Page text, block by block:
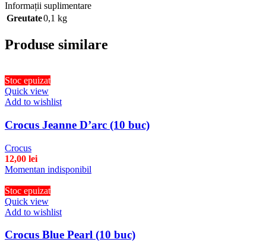
Informații suplimentare
Greutate0,1 kg
Produse similare
Stoc epuizat
Quick view
Add to wishlist
Crocus Jeanne D’arc (10 buc)
Crocus
12,00 lei
Momentan indisponibil
Stoc epuizat
Quick view
Add to wishlist
Crocus Blue Pearl (10 buc)